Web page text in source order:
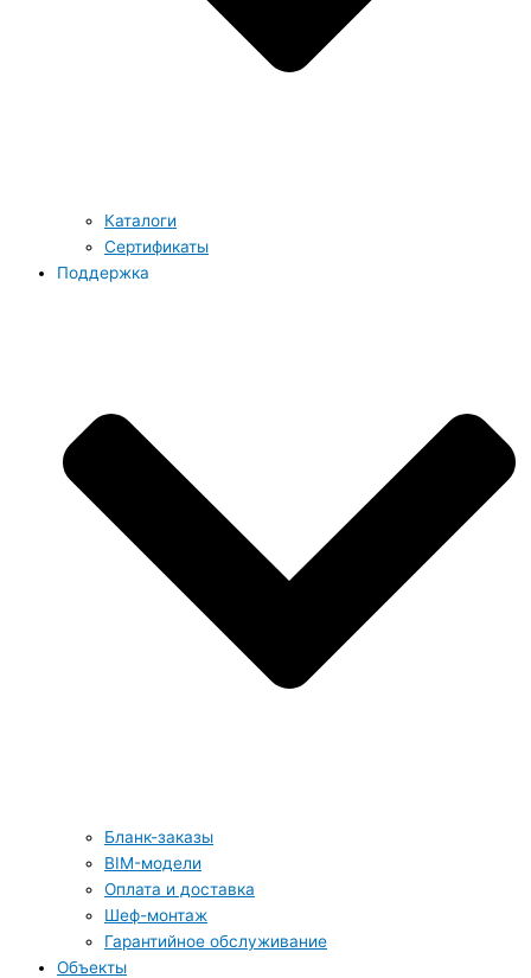
Каталоги
Сертификаты
Поддержка
Бланк-заказы
BIM-модели
Оплата и доставка
Шеф-монтаж
Гарантийное обслуживание
Объекты